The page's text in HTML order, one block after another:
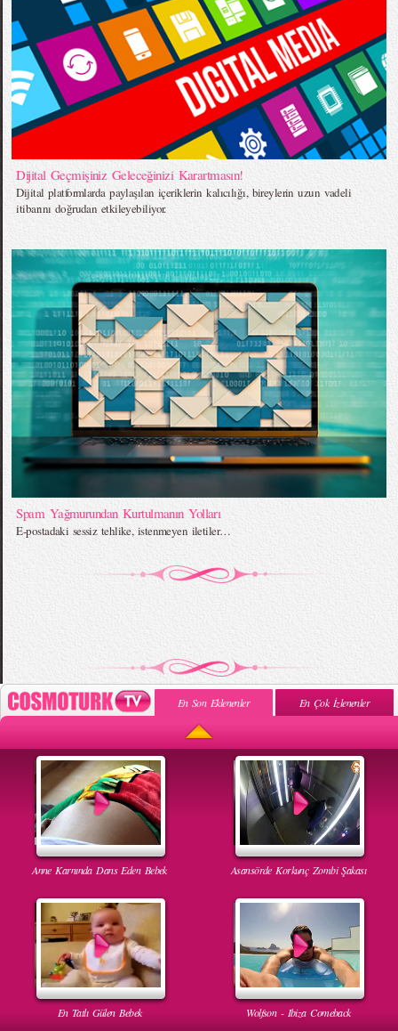
Dijital Geçmişiniz Geleceğinizi Karartmasın!
Dijital platformlarda paylaşılan içeriklerin kalıcılığı, bireylerin uzun vadeli
itibarını doğrudan etkileyebiliyor.
Spam Yağmurundan Kurtulmanın Yolları
E-postadaki sessiz tehlike, istenmeyen iletiler…
En Son Eklenenler En Çok İzlenenler
Anne Karnında Dans Eden Bebek Asansörde Korkunç Zombi Şakası
En Tatlı Gülen Bebek Wolfson - Ibiza Comeback